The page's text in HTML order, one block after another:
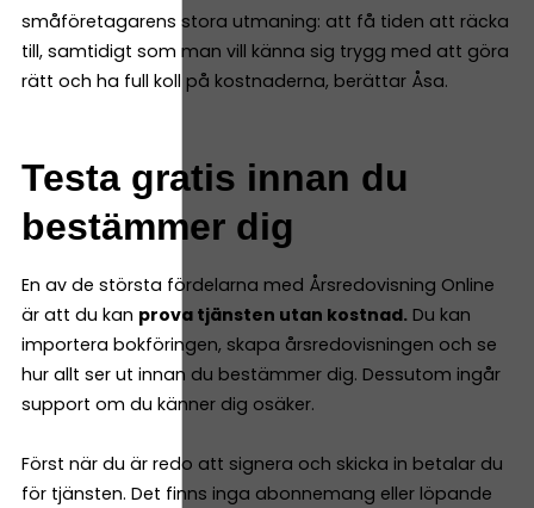
småföretagarens stora utmaning: att få tiden att räcka
till, samtidigt som man vill känna sig trygg med att göra
rätt och ha full koll på kostnaderna, berättar Åsa.
Testa gratis innan du
bestämmer dig
En av de största fördelarna med Årsredovisning Online
är att du kan prova tjänsten utan kostnad. Du kan
importera bokföringen, skapa årsredovisningen och se
hur allt ser ut innan du bestämmer dig. Dessutom ingår
support om du känner dig osäker.
Först när du är redo att signera och skicka in betalar du
för tjänsten. Det finns inga abonnemang eller löpande